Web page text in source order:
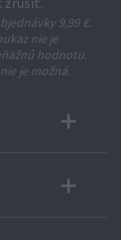
zrušiť.
9,99 €.
nie je
hodnotu.
je možná.